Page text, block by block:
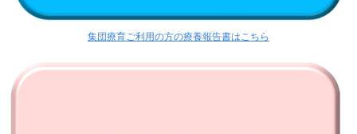
集団療育ご利用の方の療養報告書はこちら